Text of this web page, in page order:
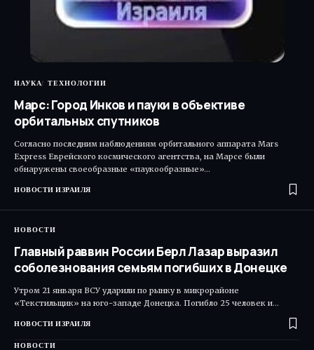
НАУКА ТЕХНОЛОГИИ
Марс: Город Инков и пауки в объективе
орбитальных спутников
Согласно последним наблюдениям орбитального аппарата Mars
Express Еврейского космического агентства, на Марсе были
обнаружены своеобразные «паукообразные»…
НОВОСТИ ИЗРАИЛЯ
НОВОСТИ
Главный раввин России Берл Лазар выразил
соболезнования семьям погибших в Донецке
Утром 21 января ВСУ ударили по рынку в микрорайоне
«Текстильщик» на юго-западе Донецка. Погибло 25 человек и…
НОВОСТИ ИЗРАИЛЯ
НОВОСТИ